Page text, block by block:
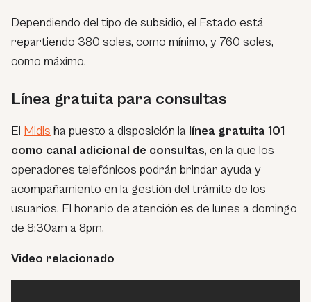
Dependiendo del tipo de subsidio, el Estado está
repartiendo 380 soles, como mínimo, y 760 soles,
como máximo.
Línea gratuita para consultas
El Midis ha puesto a disposición la línea gratuita 101
como canal adicional de consultas, en la que los
operadores telefónicos podrán brindar ayuda y
acompañamiento en la gestión del trámite de los
usuarios. El horario de atención es de lunes a domingo
de 8:30am a 8pm.
Video relacionado